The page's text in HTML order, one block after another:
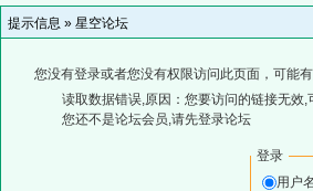
提示信息 » 星空论坛
您没有登录或者您没有权限访问此页面，可能
读取数据错误,原因：您要访问的链接无效
您还不是论坛会员,请先登录论坛
登录
用户